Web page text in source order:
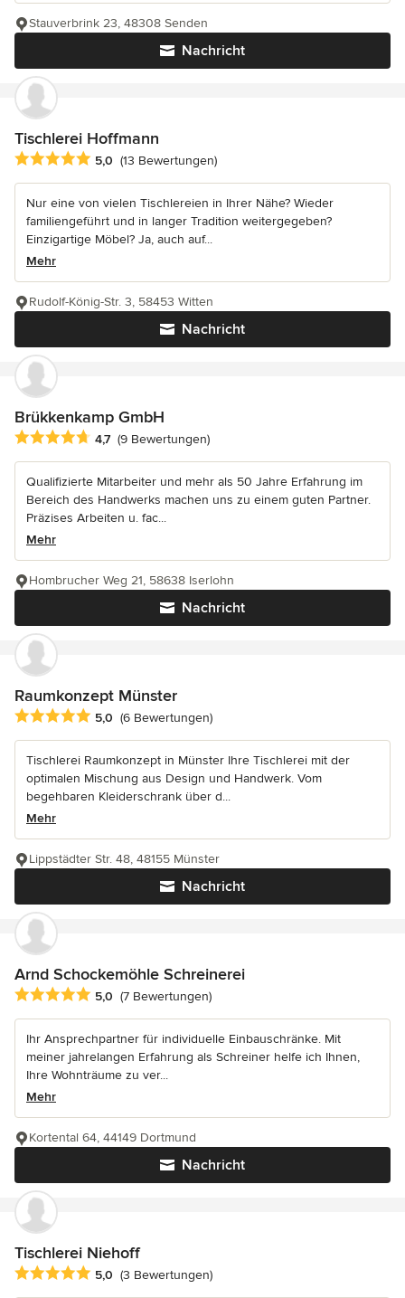
Nachricht
Stauverbrink 23, 48308 Senden
Tischlerei Hoffmann
Durchschnittliche Bewertung: 5 von 5 Sternen
5,0 (13 Bewertungen)
Nur eine von vielen Tischlereien in Ihrer Nähe? Wieder
familiengeführt und in langer Tradition weitergegeben?
Einzigartige Möbel? Ja, auch auf...
Mehr
Nachricht
Rudolf-König-Str. 3, 58453 Witten
Brükkenkamp GmbH
Durchschnittliche Bewertung: 4.7 von 5 Sternen
4,7 (9 Bewertungen)
Qualifizierte Mitarbeiter und mehr als 50 Jahre Erfahrung im
Bereich des Handwerks machen uns zu einem guten Partner.
Präzises Arbeiten u. fac...
Mehr
Nachricht
Hombrucher Weg 21, 58638 Iserlohn
Raumkonzept Münster
Durchschnittliche Bewertung: 5 von 5 Sternen
5,0 (6 Bewertungen)
Tischlerei Raumkonzept in Münster Ihre Tischlerei mit der
optimalen Mischung aus Design und Handwerk. Vom
begehbaren Kleiderschrank über d...
Mehr
Nachricht
Lippstädter Str. 48, 48155 Münster
Arnd Schockemöhle Schreinerei
Durchschnittliche Bewertung: 5 von 5 Sternen
5,0 (7 Bewertungen)
Ihr Ansprechpartner für individuelle Einbauschränke. Mit
meiner jahrelangen Erfahrung als Schreiner helfe ich Ihnen,
Ihre Wohnträume zu ver...
Mehr
Nachricht
Kortental 64, 44149 Dortmund
Tischlerei Niehoff
Durchschnittliche Bewertung: 5 von 5 Sternen
5,0 (3 Bewertungen)